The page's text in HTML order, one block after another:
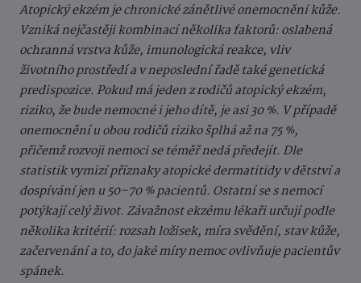
Atopický ekzém je chronické zánětlivé onemocnění kůže.
Vzniká nejčastěji kombinací několika faktorů: oslabená
ochranná vrstva kůže, imunologická reakce, vliv
životního prostředí a v neposlední řadě také genetická
predispozice. Pokud má jeden z rodičů atopický ekzém,
riziko, že bude nemocné i jeho dítě, je asi 30 %. V případě
onemocnění u obou rodičů riziko šplhá až na 75 %,
přičemž rozvoji nemoci se téměř nedá předejít. Dle
statistik vymizí příznaky atopické dermatitidy v dětství a
dospívání jen u 50–70 % pacientů. Ostatní se s nemocí
potýkají celý život. Závažnost ekzému lékaři určují podle
několika kritérií: rozsah ložisek, míra svědění, stav kůže,
začervenání a to, do jaké míry nemoc ovlivňuje pacientův
spánek.